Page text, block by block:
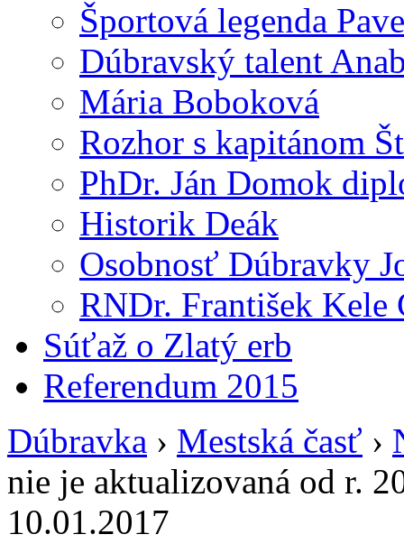
Športová legenda
Dúbravský talent
Mária Boboková
Rozhor s kapitánom
PhDr. Ján Domok
Historik Deák
Osobnosť Dúbravky
RNDr. František Kele
Súťaž o Zlatý erb
Referendum 2015
Dúbravka › Mestská časť ›
nie je aktualizovaná od r.
10.01.2017